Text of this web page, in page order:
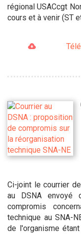
régional USACcgt
cours et à venir (ST
Ci-joint le courrier
au DSNA envoyé
compromis
technique au SNA-
de l'organisme